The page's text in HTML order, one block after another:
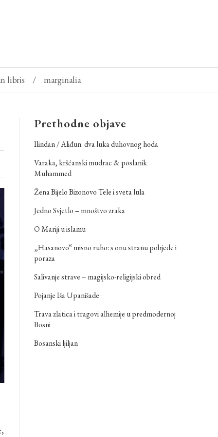
libris / marginalia
Prethodne objave
Ilindan / Aliđun: dva luka duhovnog hoda
Varaka, kršćanski mudrac & poslanik
Muhammed
Žena Bijelo Bizonovo Tele i sveta lula
Jedno Svjetlo – mnoštvo zraka
O Mariji u islamu
„Hasanovo“ misno ruho: s onu stranu pobjede i
poraza
Salivanje strave – magijsko-religijski obred
Pojanje Iša Upanišade
Trava zlatica i tragovi alhemije u predmodernoj
Bosni
Bosanski ljiljan